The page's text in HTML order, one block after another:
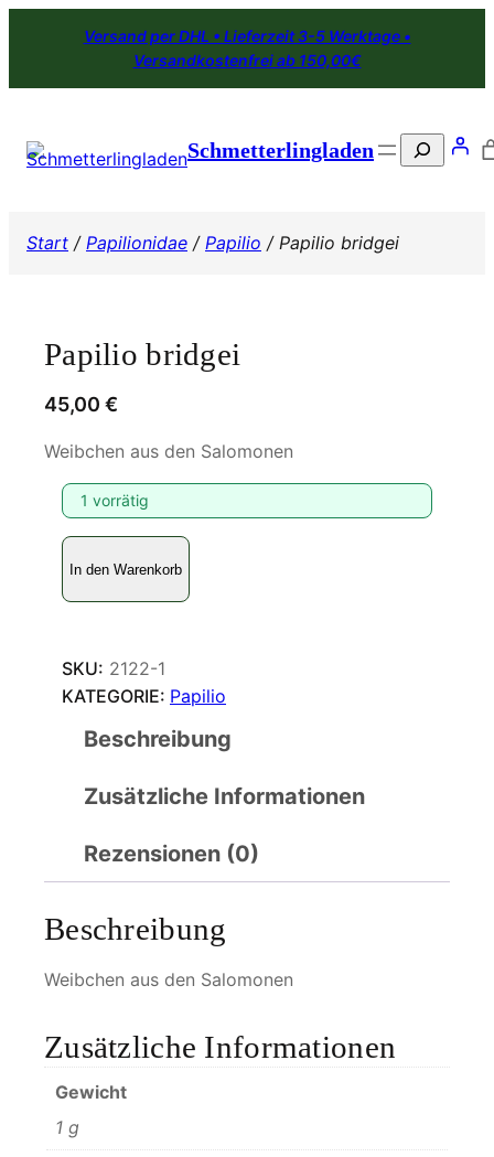
Versand per DHL • Lieferzeit 3-5 Werktage •
Versandkostenfrei ab 150,00€
Schmetterlingladen Search
Start / Papilionidae / Papilio / Papilio bridgei
Papilio bridgei
45,00 €
Weibchen aus den Salomonen
1 vorrätig
P
p
l
i
e
M
n
e
In den Warenkorb
SKU: 2122-1
KATEGORIE: Papilio
Beschreibung
Zusätzliche Informationen
Rezensionen (0)
Beschreibung
Weibchen aus den Salomonen
Zusätzliche Informationen
Gewicht
1 g